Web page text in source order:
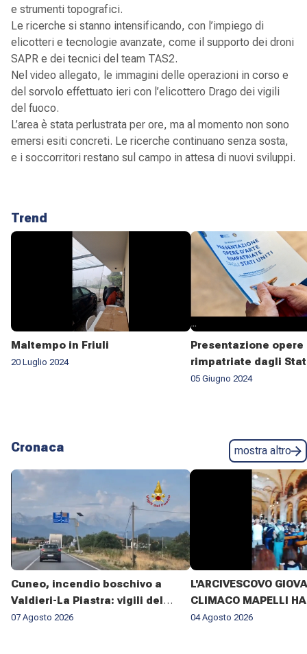
e strumenti topografici.
Le ricerche si stanno intensificando, con l’impiego di
elicotteri e tecnologie avanzate, come il supporto dei droni
SAPR e dei tecnici del team TAS2.
Nel video allegato, le immagini delle operazioni in corso e
del sorvolo effettuato ieri con l’elicottero Drago dei vigili
del fuoco.
L’area è stata perlustrata per ore, ma al momento non sono
emersi esiti concreti. Le ricerche continuano senza sosta,
e i soccorritori restano sul campo in attesa di nuovi sviluppi.
Trend
Maltempo in Friuli
20 Luglio 2024
Presentazione
rimpatriate dagli
05 Giugno 2024
Cronaca mostra altro
Cuneo, incendio boschivo a
Valdieri-La Piastra: vigili del
fuoco al lavoro da sette giorni
07 Agosto 2026
L'ARCIVESCOVO
CLIMACO MAPELLI HA
PRESENZIATO AL
04 Agosto 2026